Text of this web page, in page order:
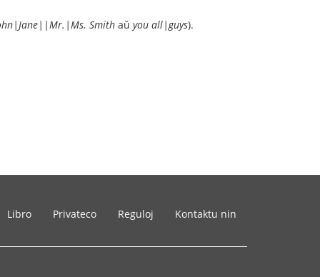
Smith aŭ you all|guys).
Libro Privateco Reguloj Kontaktu nin